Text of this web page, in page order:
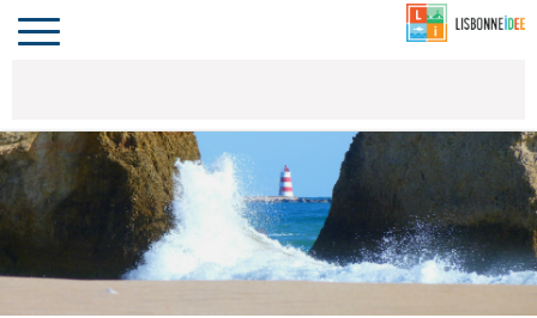
LE PORTUGAL
Toggle
navigation